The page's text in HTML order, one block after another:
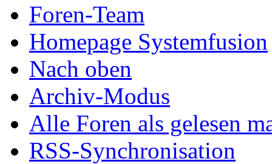
Foren-Team
Homepage Systemfusion
Nach oben
Archiv-Modus
Alle Foren als gelesen
RSS-Synchronisation